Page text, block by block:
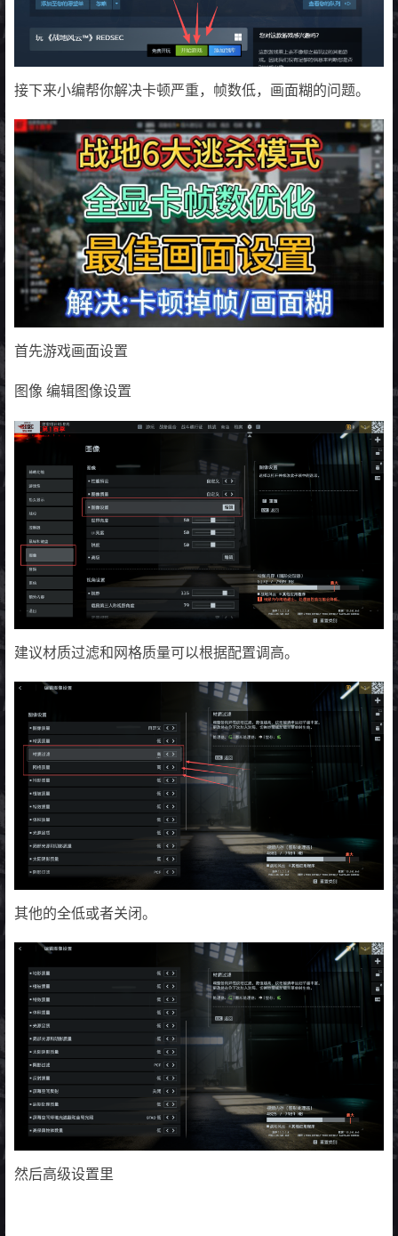
接下来小编帮你解决卡顿严重，帧数低，画面糊的问题。
首先游戏画面设置
图像 编辑图像设置
建议材质过滤和网格质量可以根据配置调高。
其他的全低或者关闭。
然后高级设置里